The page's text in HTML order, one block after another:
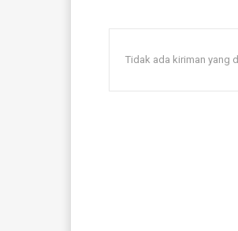
Tidak ada kiriman yang